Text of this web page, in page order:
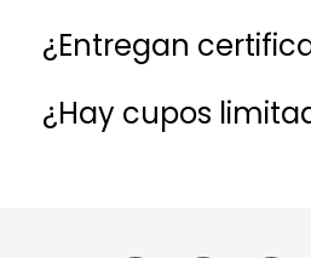
¿Entregan
¿Hay cupos